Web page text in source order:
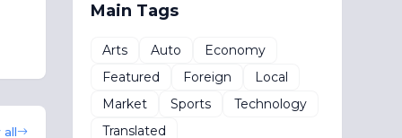
all
Main Tags
Arts Auto
Economy
Featured
Foreign
Local
Market
Sports
Technology
Translated